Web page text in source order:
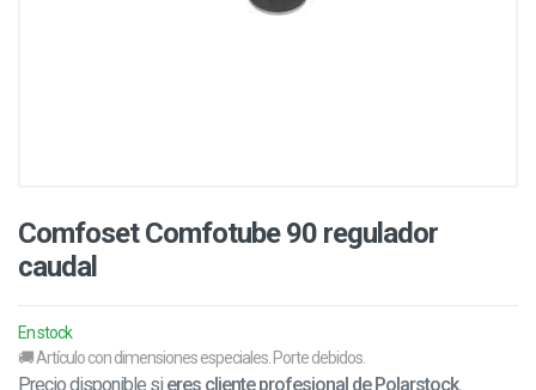
Comfoset Comfotube 90 regulador
caudal
En stock
🚚 Artículo con dimensiones especiales. Porte debidos.
Precio disponible si eres cliente profesional de Polarstock.